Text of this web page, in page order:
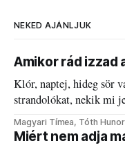
NEKED AJÁNLJUK
Amikor rád izzad
Klór, naptej, hideg sör
strandolókat, nekik mi
kánikulát.
Magyari Tímea, Tóth Hunor
Miért nem adja